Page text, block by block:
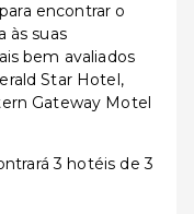
encontrar o
às suas
bem avaliados
Star Hotel,
Gateway Motel
3 hotéis de 3